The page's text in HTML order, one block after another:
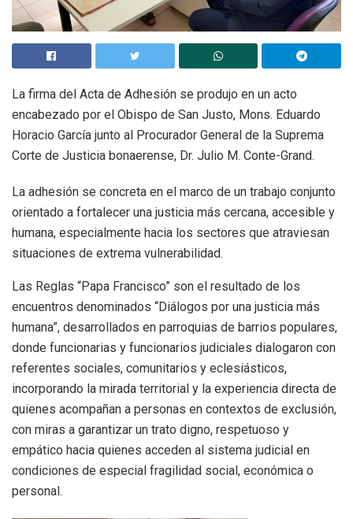
La firma del Acta de Adhesión se produjo en un acto
encabezado por el Obispo de San Justo, Mons. Eduardo
Horacio García junto al Procurador General de la Suprema
Corte de Justicia bonaerense, Dr. Julio M. Conte-Grand.
La adhesión se concreta en el marco de un trabajo conjunto
orientado a fortalecer una justicia más cercana, accesible y
humana, especialmente hacia los sectores que atraviesan
situaciones de extrema vulnerabilidad.
Las Reglas “Papa Francisco” son el resultado de los
encuentros denominados “Diálogos por una justicia más
humana”, desarrollados en parroquias de barrios populares,
donde funcionarias y funcionarios judiciales dialogaron con
referentes sociales, comunitarios y eclesiásticos,
incorporando la mirada territorial y la experiencia directa de
quienes acompañan a personas en contextos de exclusión,
con miras a garantizar un trato digno, respetuoso y
empático hacia quienes acceden al sistema judicial en
condiciones de especial fragilidad social, económica o
personal.